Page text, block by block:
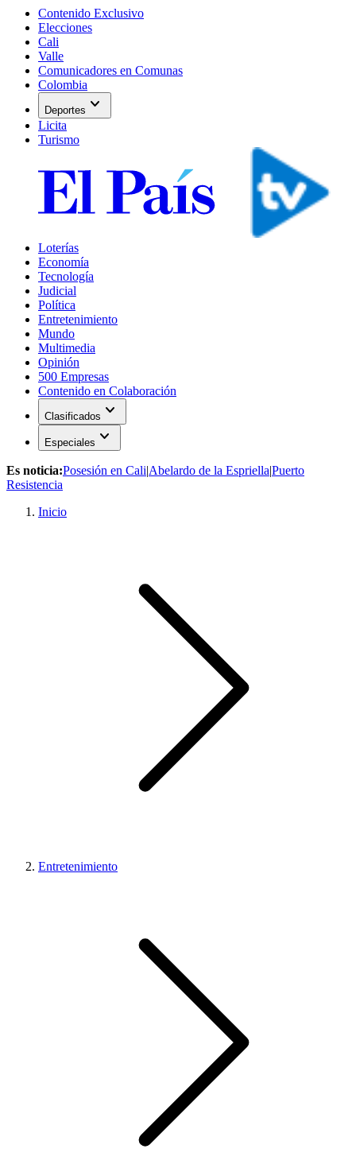
Contenido Exclusivo
Elecciones
Cali
Valle
Comunicadores en Comunas
Colombia
Deportes expand_more
Licita
Turismo
Loterías
Economía
Tecnología
Judicial
Política
Entretenimiento
Mundo
Multimedia
Opinión
500 Empresas
Contenido en Colaboración
Clasificados expand_more
Especiales expand_more
Es noticia:Posesión en Cali|Abelardo de la Espriella|Puerto
Resistencia
Inicio
Entretenimiento